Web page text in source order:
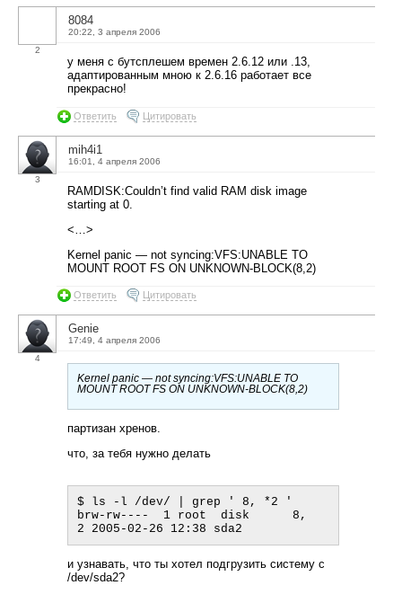
2
8084
20:22, 3 апреля 2006
у меня с бутсплешем времен 2.6.12 или .13,
адаптированным мною к 2.6.16 работает все
прекрасно!
Ответить Цитировать
3
mih4i1
16:01, 4 апреля 2006
RAMDISK:Couldn’t find valid RAM disk image
starting at 0.
<…>
Kernel panic — not syncing:VFS:UNABLE TO
MOUNT ROOT FS ON UNKNOWN-BLOCK(8,2)
Ответить Цитировать
4
Genie
17:49, 4 апреля 2006
Kernel panic — not syncing:VFS:UNABLE TO
MOUNT ROOT FS ON UNKNOWN-BLOCK(8,2)
партизан хренов.
что, за тебя нужно делать
$ ls -l /dev/ | grep ' 8, *2 '
brw-rw----  1 root  disk      8,
и узнавать, что ты хотел подгрузить систему с
/dev/sda2?